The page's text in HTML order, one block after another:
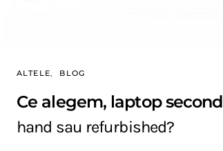
ALTELE BLOG
Ce alegem, laptop second
hand sau refurbished?